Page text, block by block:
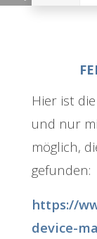
Hier ist
und nur
möglich,
gefunden:
https://
device-